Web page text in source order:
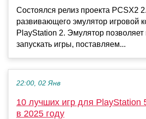
Состоялся релиз проекта PCSX2
развивающего эмулятор игровой
PlayStation 2. Эмулятор
запускать игры, поставляем...
22:00, 02 Янв
10 лучших игр для
в 2025 году